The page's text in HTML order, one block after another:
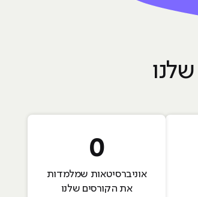
0
אוניברסיטאות שמלמדות
את הקורסים שלנו